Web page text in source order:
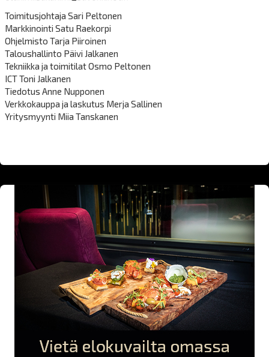
Toimitusjohtaja Sari Peltonen
Markkinointi Satu Raekorpi
Ohjelmisto Tarja Piiroinen
Taloushallinto Päivi Jalkanen
Tekniikka ja toimitilat Osmo Peltonen
ICT Toni Jalkanen
Tiedotus Anne Nupponen
Verkkokauppa ja laskutus Merja Sallinen
Yritysmyynti Miia Tanskanen